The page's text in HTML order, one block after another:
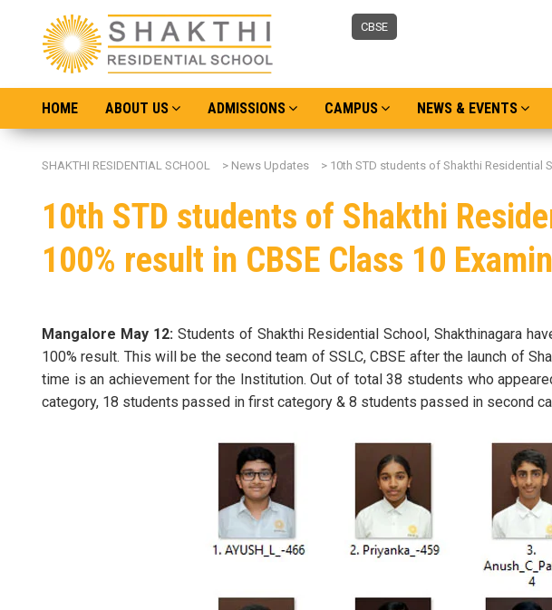
CBSE
HOME ABOUT US ADMISSIONS CAMPUS NEWS & EVENTS
SHAKTHI RESIDENTIAL SCHOOL > News Updates > 10th STD students of Shakthi Residential
10th STD students of Shakthi
100% result in CBSE Class 10
Mangalore May 12:Students of Shakthi Residential School, Shakthinagara
100% result. This will be the second team of SSLC, CBSE after the launch of
time is an achievement for the Institution. Out of total 38 students who
category, 18 students passed in first category & 8 students passed in second